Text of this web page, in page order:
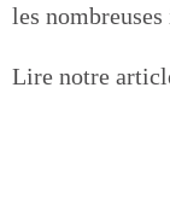
les
Lire notre